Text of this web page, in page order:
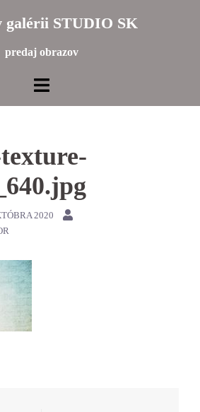
galérii STUDIO SK
predaj obrazov
2020